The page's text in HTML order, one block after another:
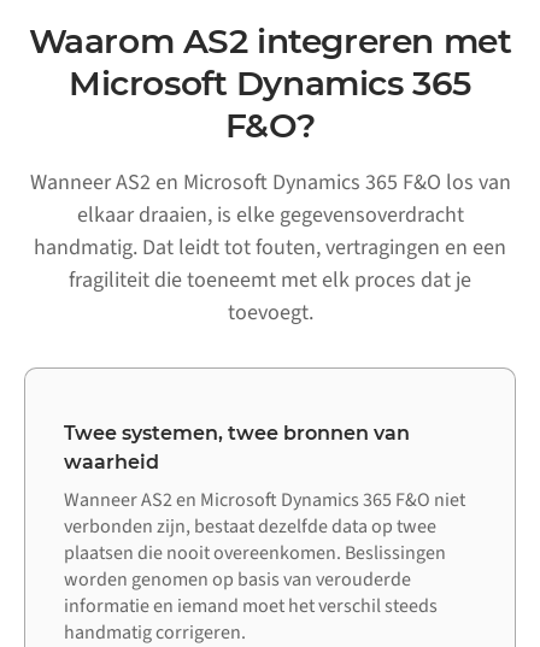
Waarom AS2 integreren met
Microsoft Dynamics 365
F&O?
Wanneer AS2 en Microsoft Dynamics 365 F&O los van
elkaar draaien, is elke gegevensoverdracht
handmatig. Dat leidt tot fouten, vertragingen en een
fragiliteit die toeneemt met elk proces dat je
toevoegt.
Twee systemen, twee bronnen van
waarheid
Wanneer AS2 en Microsoft Dynamics 365 F&O niet
verbonden zijn, bestaat dezelfde data op twee
plaatsen die nooit overeenkomen. Beslissingen
worden genomen op basis van verouderde
informatie en iemand moet het verschil steeds
handmatig corrigeren.